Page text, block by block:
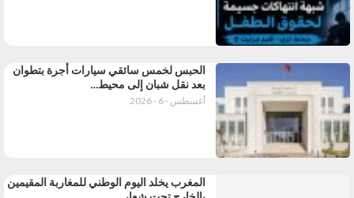
الحبس لخمس سائقي سيارات أجرة بتطوان
بعد نقل شبان إلى محيط…
أغسطس - 6 - 2026
المغرب يخلد اليوم الوطني للمغاربة المقيمين